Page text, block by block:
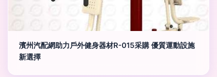
濱州汽配網助力戶外健身器材R-015采購 優質運動設施
新選擇